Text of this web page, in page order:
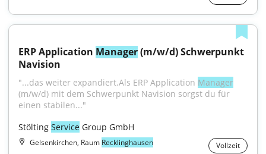
ERP Application Manager (m/w/d) Schwerpunkt
Navision
"...das weiter expandiert.Als ERP Application Manager
(m/w/d) mit dem Schwerpunkt Navision sorgst du für
einen stabilen..."
Stölting Service Group GmbH
Gelsenkirchen, Raum Recklinghausen Vollzeit